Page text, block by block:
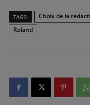
TAGS: Choix de la
Roland